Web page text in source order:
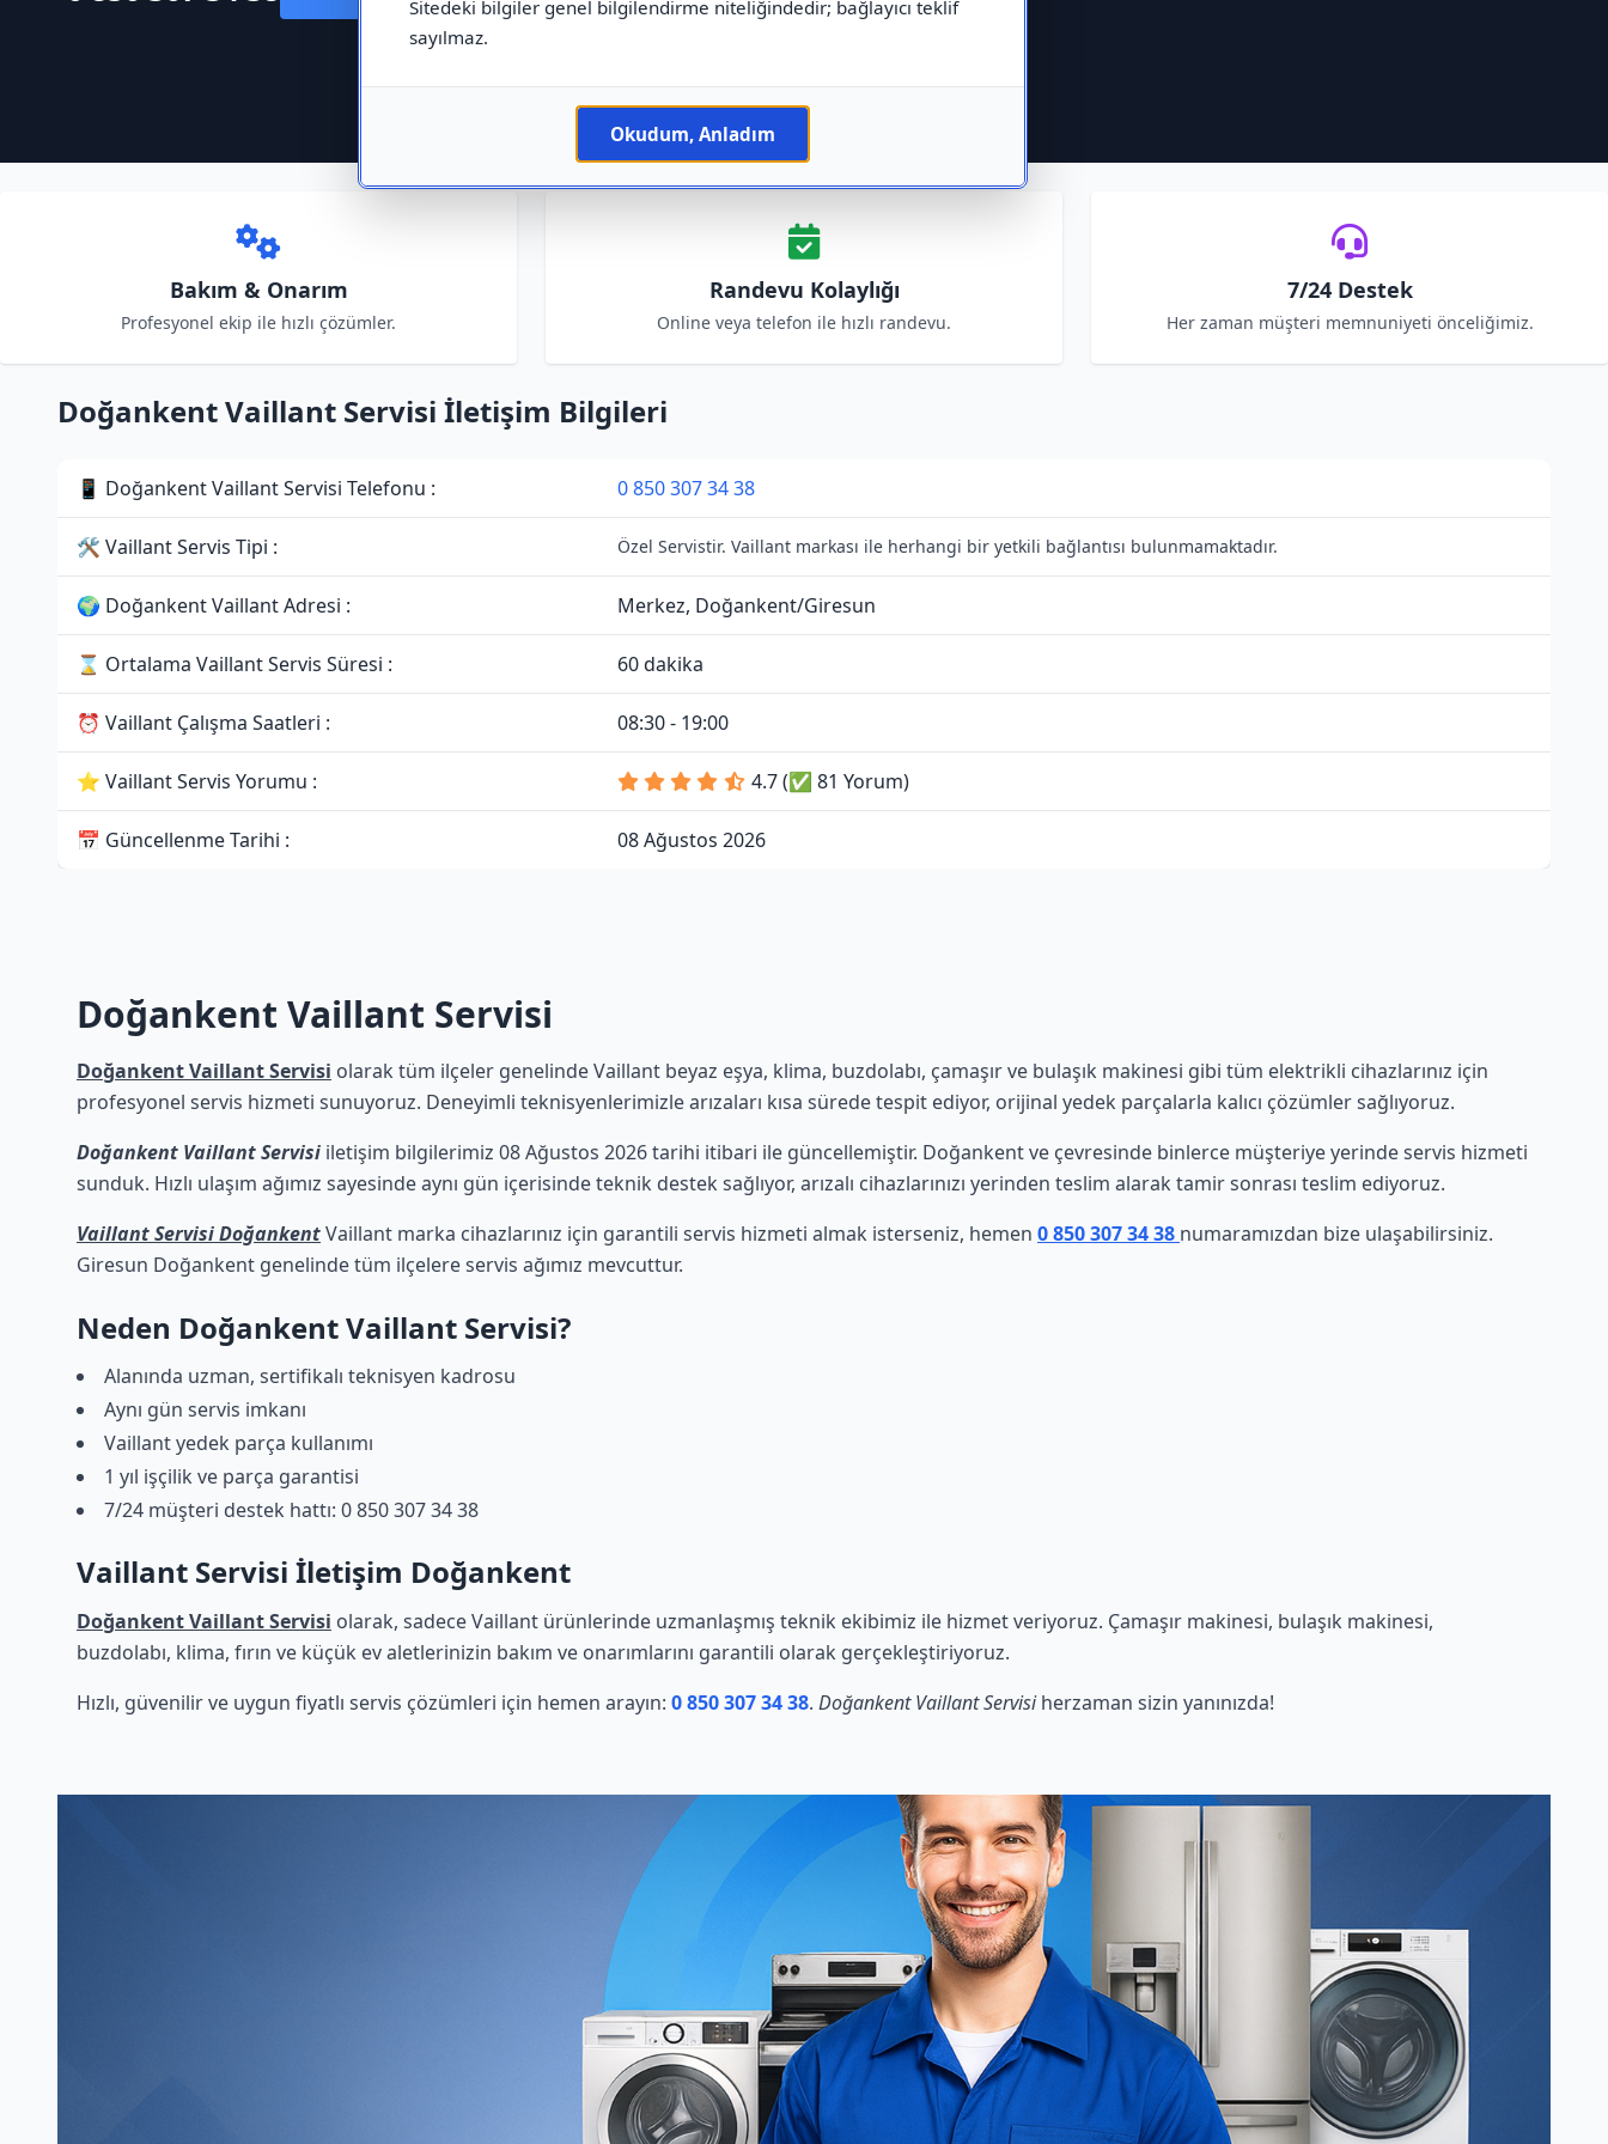
Sitedeki bilgiler genel bilgilendirme niteliğindedir; bağlayıcı teklif
sayılmaz.
Okudum, Anladım
Bakım & Onarım
Profesyonel ekip ile hızlı çözümler.
Randevu Kolaylığı
Online veya telefon ile hızlı randevu.
7/24 Destek
Her zaman müşteri memnuniyeti önceliğimiz.
Doğankent Vaillant Servisi İletişim Bilgileri
📱 Doğankent Vaillant Servisi Telefonu : 0 850 307 34 38
🛠 Vaillant Servis Tipi : Özel Servistir. Vaillant markası ile herhangi bir yetkili bağlantısı bulunmamaktadır.
🌍 Doğankent Vaillant Adresi : Merkez, Doğankent/Giresun
⌛ Ortalama Vaillant Servis Süresi : 60 dakika
⏰ Vaillant Çalışma Saatleri : 08:30 - 19:00
⭐ Vaillant Servis Yorumu : 4.7 (✅ 81 Yorum)
📅 Güncellenme Tarihi : 08 Ağustos 2026
Doğankent Vaillant Servisi
Doğankent Vaillant Servisi olarak tüm ilçeler genelinde Vaillant beyaz eşya, klima, buzdolabı, çamaşır ve bulaşık makinesi gibi tüm elektrikli cihazlarınız için
profesyonel servis hizmeti sunuyoruz. Deneyimli teknisyenlerimizle arızaları kısa sürede tespit ediyor, orijinal yedek parçalarla kalıcı çözümler sağlıyoruz.
Doğankent Vaillant Servisi iletişim bilgilerimiz 08 Ağustos 2026 tarihi itibari ile güncellemiştir. Doğankent ve çevresinde binlerce müşteriye yerinde servis hizmeti
sunduk. Hızlı ulaşım ağımız sayesinde aynı gün içerisinde teknik destek sağlıyor, arızalı cihazlarınızı yerinden teslim alarak tamir sonrası teslim ediyoruz.
Vaillant Servisi DoğankentVaillant marka cihazlarınız için garantili servis hizmeti almak isterseniz, hemen 0 850 307 34 38 numaramızdan bize ulaşabilirsiniz.
Giresun Doğankent genelinde tüm ilçelere servis ağımız mevcuttur.
Neden Doğankent Vaillant Servisi?
Alanında uzman, sertifikalı teknisyen kadrosu
Aynı gün servis imkanı
Vaillant yedek parça kullanımı
1 yıl işçilik ve parça garantisi
7/24 müşteri destek hattı: 0 850 307 34 38
Vaillant Servisi İletişim Doğankent
Doğankent Vaillant Servisi olarak, sadece Vaillant ürünlerinde uzmanlaşmış teknik ekibimiz ile hizmet veriyoruz. Çamaşır makinesi, bulaşık makinesi,
buzdolabı, klima, fırın ve küçük ev aletlerinizin bakım ve onarımlarını garantili olarak gerçekleştiriyoruz.
Hızlı, güvenilir ve uygun fiyatlı servis çözümleri için hemen arayın: 0 850 307 34 38. Doğankent Vaillant Servisiherzaman sizin yanınızda!